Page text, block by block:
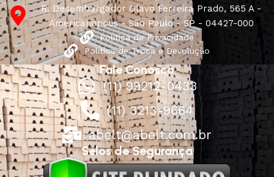
R. Desembargador Olavo Ferreira Prado, 565 A -
Americanópolis - São Paulo - SP - 04427-000
Política de Privacidade
Política de Troca e Devolução
Fale Conosco
(11) 99212-0433
(11) 3213-9664
abelt@abelt.com.br
Selos de Segurança